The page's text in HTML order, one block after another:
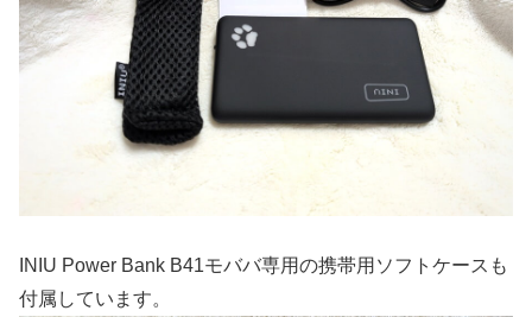
INIU Power Bank B41モババ専用の携帯用ソフトケースも
付属しています。